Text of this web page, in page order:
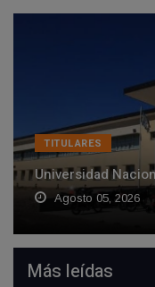
TITULARES
Universidad
Agosto 05, 2026
Más leídas